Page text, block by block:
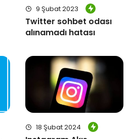
9 Şubat 2023
Twitter sohbet odası
alınamadı hatası
18 Şubat 2024